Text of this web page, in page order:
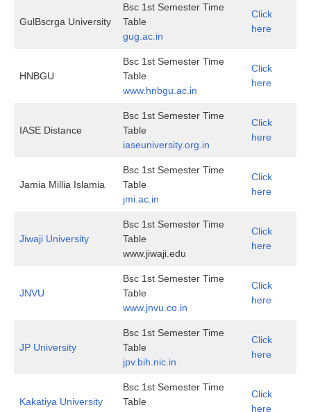
GulBscrga University
Bsc 1st Semester Time
Table
gug.ac.in
Click
here
HNBGU
Bsc 1st Semester Time
Table
www.hnbgu.ac.in
Click
here
IASE Distance
Bsc 1st Semester Time
Table
iaseuniversity.org.in
Click
here
Jamia Millia Islamia
Bsc 1st Semester Time
Table
jmi.ac.in
Click
here
Jiwaji University
Bsc 1st Semester Time
Table
www.jiwaji.edu
Click
here
JNVU
Bsc 1st Semester Time
Table
www.jnvu.co.in
Click
here
JP University
Bsc 1st Semester Time
Table
jpv.bih.nic.in
Click
here
Kakatiya University
Bsc 1st Semester Time
Table
Click
here